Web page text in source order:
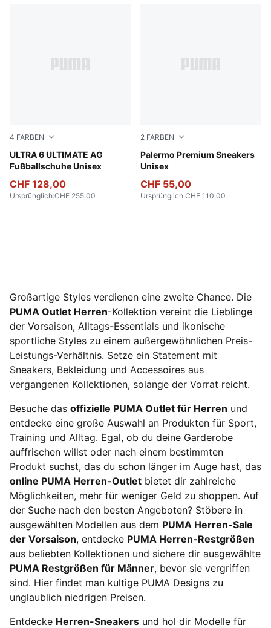
4 FARBEN
ULTRA 6 ULTIMATE AG
Fußballschuhe Unisex
PUMA White-PUMA White
CHF 128,00
Ursprünglich:CHF 255,00
2 FARBEN
Palermo Premium Sneakers
Unisex
PUMA Black-Warm White
CHF 55,00
Ursprünglich:CHF 110,00
Großartige Styles verdienen eine zweite Chance. Die
PUMA Outlet Herren-Kollektion vereint die Lieblinge
der Vorsaison, Alltags-Essentials und ikonische
sportliche Styles zu einem außergewöhnlichen Preis-
Leistungs-Verhältnis. Setze ein Statement mit
Sneakers, Bekleidung und Accessoires aus
vergangenen Kollektionen, solange der Vorrat reicht.
Besuche das offizielle PUMA Outlet für Herren und
entdecke eine große Auswahl an Produkten für Sport,
Training und Alltag. Egal, ob du deine Garderobe
auffrischen willst oder nach einem bestimmten
Produkt suchst, das du schon länger im Auge hast, das
online PUMA Herren-Outlet bietet dir zahlreiche
Möglichkeiten, mehr für weniger Geld zu shoppen. Auf
der Suche nach den besten Angeboten? Stöbere in
ausgewählten Modellen aus dem PUMA Herren-Sale
der Vorsaison, entdecke PUMA Herren-Restgrößen
aus beliebten Kollektionen und sichere dir ausgewählte
PUMA Restgrößen für Männer, bevor sie vergriffen
sind. Hier findet man kultige PUMA Designs zu
unglaublich niedrigen Preisen.
Entdecke Herren-Sneakers und hol dir Modelle für